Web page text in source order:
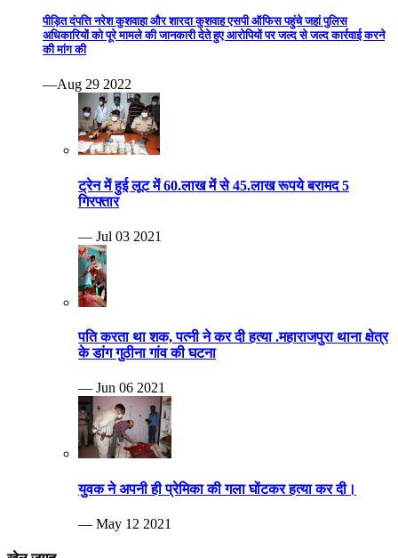
पीड़ित दंपत्ति नरेश कुशवाहा और शारदा कुशवाह एसपी ऑफिस पहुंचे जहां पुलिस
अधिकारियों को पूरे मामले की जानकारी देते हुए आरोपियों पर जल्द से जल्द कार्रवाई करने
की मांग की
—Aug 29 2022
ट्रेन में हुई लूट में 60.लाख में से 45.लाख रूपये बरामद 5
गिरफ्तार
— Jul 03 2021
पति करता था शक, पत्नी ने कर दी हत्या .महाराजपुरा थाना क्षेत्र
के डांग गुठीना गांव की घटना
— Jun 06 2021
युवक ने अपनी ही प्रेमिका की गला घोंटकर हत्या कर दी।
— May 12 2021